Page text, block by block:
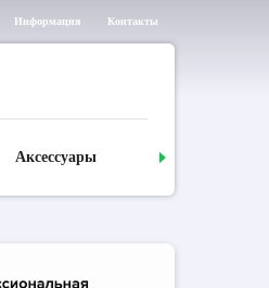
Информация Контакты
Аксессуары